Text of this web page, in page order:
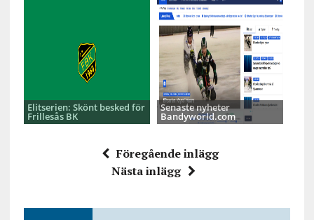
Elitserien: Skönt besked för
Frillesås BK
Senaste nyheter
Bandyworld.com
Föregående inlägg
Nästa inlägg